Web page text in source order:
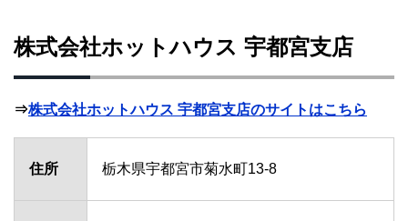
株式会社ホットハウス 宇都宮支店
⇒株式会社ホットハウス 宇都宮支店のサイトはこちら
住所 栃木県宇都宮市菊水町13-8